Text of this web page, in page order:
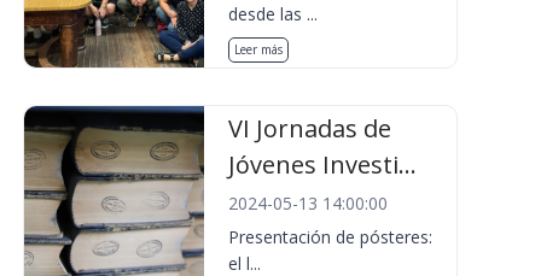
desde las ...
Leer más
VI Jornadas de
Jóvenes Investi...
2024-05-13 14:00:00
Presentación de pósteres:
el l...